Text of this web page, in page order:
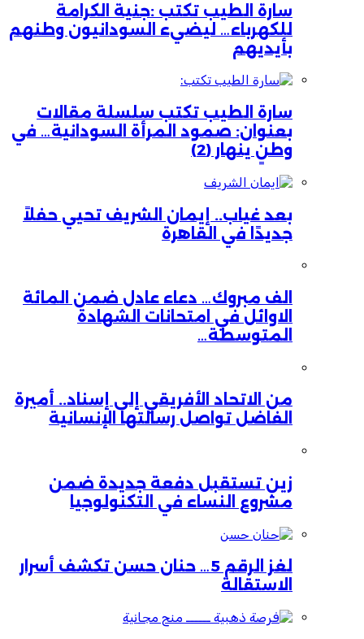
سارة الطيب تكتب :جنية الكرامة
للكهرباء… ليضيء السودانيون وطنهم
بأيديهم
سارة الطيب تكتب سلسلة مقالات
بعنوان: صمود المرأة السودانية… في
وطنٍ ينهار (2)
بعد غياب.. إيمان الشريف تحيي حفلاً
جديدًا في القاهرة
الف مبروك… دعاء عادل ضمن المائة
الاوائل في امتحانات الشهادة
المتوسطة…
من الاتحاد الأفريقي إلى إسناد.. أميرة
الفاضل تواصل رسالتها الإنسانية
زين تستقبل دفعة جديدة ضمن
مشروع النساء في التكنولوجيا
لغز الرقم 5… حنان حسن تكشف أسرار
الاستقالة